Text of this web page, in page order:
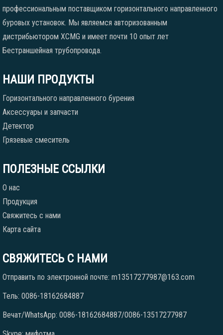
профессиональным поставщиком горизонтального направленного
буровых установок. Мы являемся авторизованным
дистрибьютором XCMG и имеет почти 10 опыт лет
Бестраншейная трубопровода.
НАШИ ПРОДУКТЫ
Горизонтального направленного бурения
Аксессуары и запчасти
Детектор
Грязевые смеситель
ПОЛЕЗНЫЕ ССЫЛКИ
О нас
Продукция
Свяжитесь с нами
Карта сайта
СВЯЖИТЕСЬ С НАМИ
Отправить по электронной почте: m13517277987@163.com
Тель: 0086-18162684887
Вечат/WhatsApp: 0086-18162684887/0086-13517277987